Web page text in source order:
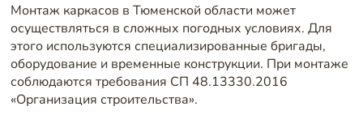
Монтаж каркасов в Тюменской области может
осуществляться в сложных погодных условиях. Для
этого используются специализированные бригады,
оборудование и временные конструкции. При монтаже
соблюдаются требования СП 48.13330.2016
«Организация строительства».